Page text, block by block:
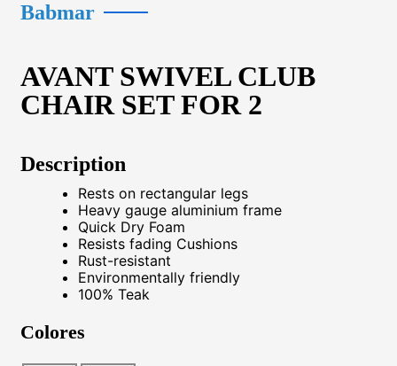
Babmar
AVANT SWIVEL CLUB
CHAIR SET FOR 2
Description
Rests on rectangular legs
Heavy gauge aluminium frame
Quick Dry Foam
Resists fading Cushions
Rust-resistant
Environmentally friendly
100% Teak
Colores